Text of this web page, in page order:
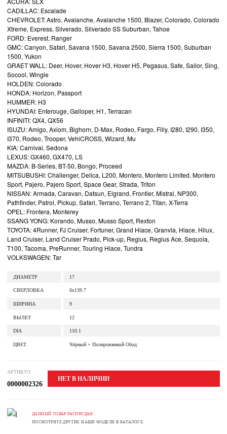
CADILLAC: Escalade
CHEVROLET: Astro, Avalanche, Avalanche 1500, Blazer, Colorado, Colorado
Xtreme, Express, Silverado, Silverado SS Suburban, Tahoe
FORD: Everest, Ranger
GMC: Canyon, Safari, Savana 1500, Savana 2500, Sierra 1500, Suburban
1500, Yukon
GRAET WALL: Deer, Hover, Hover H3, Hover H5, Pegasus, Safe, Sailor, Sing,
Socool, Wingle
HOLDEN: Colorado
HONDA: Horizon, Passport
HUMMER: H3
HYUNDAI: Enterouge, Galloper, H1, Terracan
INFINITI: QX4, QX56
ISUZU: Amigo, Axiom, Bighorn, D-Max, Rodeo, Fargo, Filly, I280, I290, I350,
I370, Rodeo, Trooper, VehiCROSS, Wizard, Μu
KIA: Carnival, Sedona
LEXUS: GX460, GX470, LS
MAZDA: B-Series, BT-50, Bongo, Proceed
MITSUBUSHI: Challenger, Delica, L200, Montero, Montero Limited, Montero
Sport, Pajero, Pajero Sport, Space Gear, Strada, Triton
NISSAN: Armada, Caravan, Datsun, Elgrand, Frontier, Mistral, NP300,
Pathfinder, Patrol, Pickup, Safari, Terrano, Terrano 2, Titan, X-Terra
OPEL: Frontera, Monterey
SSANG YONG: Korando, Musso, Musso Sport, Rexton
TOYOTA: 4Runner, FJ Cruiser, Fortuner, Grand Hiace, Granvia, Hiace, Hilux,
Land Cruiser, Land Cruiser Prado, Pick-up, Regius, Regius Ace, Sequoia,
T100, Tacoma, PreRunner, Touring Hiace, Tundra
VOLKSWAGEN: Tar
ДИАМЕТР 17
СВЕРЛОВКА 6x139.7
ШИРИНА 9
ВЫЛЕТ 12
DIA 110.1
ЦВЕТ Чёрный + Полированный Обод
АРТИКУЛ
0000002326
НЕТ В НАЛИЧИИ
ДАННЫЙ ТОВАР РАСПРОДАН.
ПОСМОТРИТЕ ДРУГИЕ НАШИ МОДЕЛИ В КАТАЛОГЕ.